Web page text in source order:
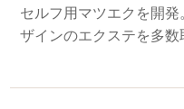
セルフ用マツエクを開
ザインのエクステを多数